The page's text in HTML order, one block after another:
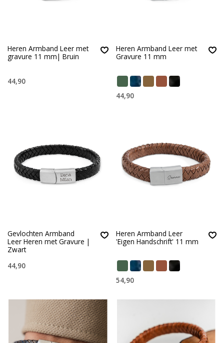
Heren Armband Leer met
gravure 11 mm| Bruin
44,90
Heren Armband Leer met
Gravure 11 mm
44,90
Gevlochten Armband
Leer Heren met Gravure |
Zwart
44,90
Heren Armband Leer
'Eigen Handschrift' 11 mm
54,90